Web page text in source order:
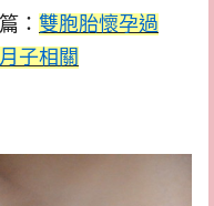
： 雙胞胎懷孕過
子相關